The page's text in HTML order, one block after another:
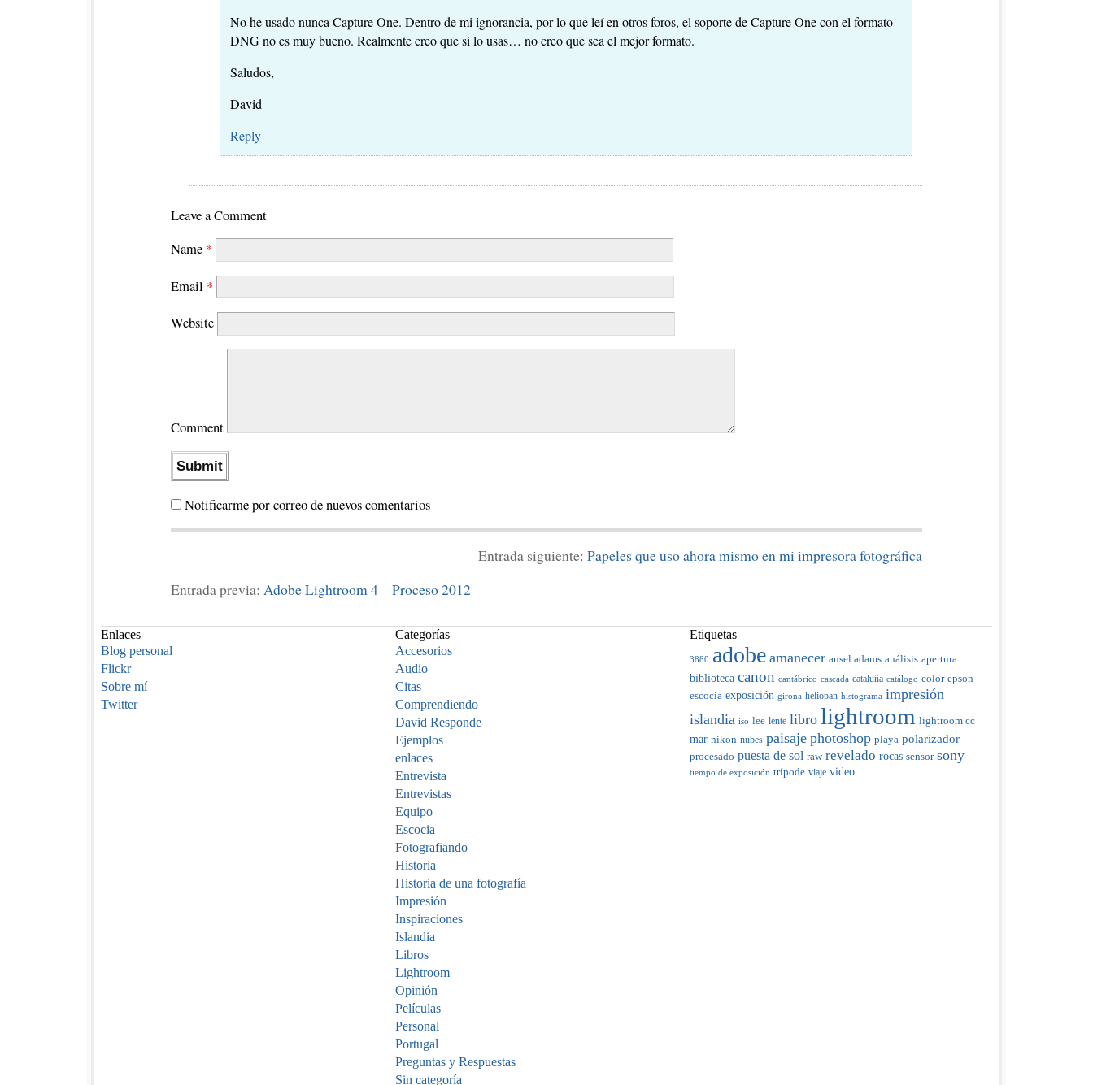
No he usado nunca Capture One. Dentro de mi ignorancia, por lo que leí en otros foros, el soporte de Capture One con el formato
DNG no es muy bueno. Realmente creo que si lo usas… no creo que sea el mejor formato.
Saludos,
David
Reply
Leave a Comment
Name *
Email *
Website
Comment
Notificarme por correo de nuevos comentarios
Entrada siguiente: Papeles que uso ahora mismo en mi impresora fotográfica
Entrada previa: Adobe Lightroom 4 – Proceso 2012
Enlaces
Blog personal
Flickr
Sobre mí
Twitter
Categorías
Accesorios
Audio
Citas
Comprendiendo
David Responde
Ejemplos
enlaces
Entrevista
Entrevistas
Equipo
Escocia
Fotografiando
Historia
Historia de una fotografía
Impresión
Inspiraciones
Islandia
Libros
Lightroom
Opinión
Películas
Personal
Portugal
Preguntas y Respuestas
Sin categoría
Etiquetas
3880 adobe amanecer ansel adams análisis apertura
biblioteca canon cantábrico cascada cataluña catálogo color epson
escocia exposición girona heliopan histograma impresión
islandia iso lee lente libro lightroom lightroom cc
mar nikon nubes paisaje photoshop playa polarizador
procesado puesta de sol raw revelado rocas sensor sony
tiempo de exposición trípode viaje video